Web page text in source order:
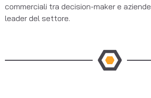
commerciali tra decision-maker e aziende
leader del settore.